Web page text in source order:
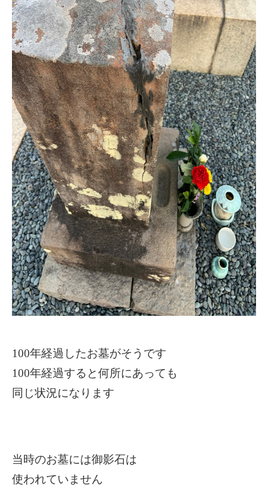
100年経過したお墓がそうです
100年経過すると何所にあっても
同じ状況になります
当時のお墓には御影石は
使われていません